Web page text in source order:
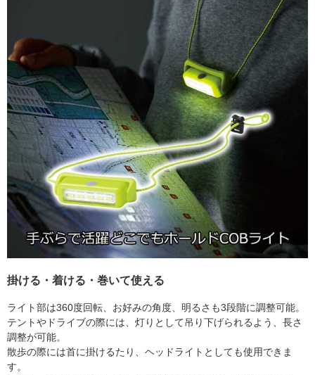
掛ける・着ける・巻いて使える
ライト部は360度回転、お好みの角度、明るさも3段階に調整可能。
テントやドライブの際には、灯りとして吊り下げられるよう、長さ
調整が可能。
散歩の際には首に掛けるたり、ヘッドライトとしても使用できま
す。